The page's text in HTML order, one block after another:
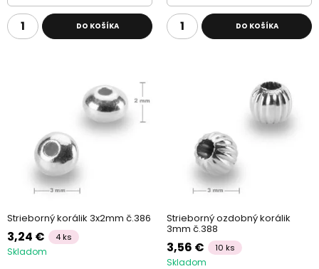
DO KOŠÍKA DO KOŠÍKA
Strieborný korálik 3x2mm č.386
3,24 € 4 ks
Skladom
Strieborný ozdobný korálik
3mm č.388
3,56 € 10 ks
Skladom